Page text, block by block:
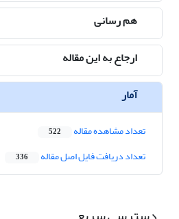
هم رسانی
ارجاع به این مقاله
آمار
تعداد مشاهده مقاله 522
تعداد دریافت فایل اصل مقاله 336